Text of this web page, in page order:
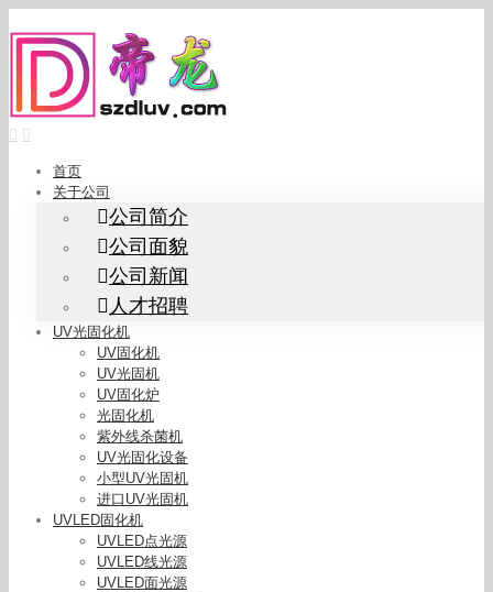
to
content
首页
关于公司
公司简介
公司面貌
公司新闻
人才招聘
UV光固化机
UV固化机
UV光固机
UV固化炉
光固化机
紫外线杀菌机
UV光固化设备
小型UV光固机
进口UV光固机
UVLED固化机
UVLED点光源
UVLED线光源
UVLED面光源